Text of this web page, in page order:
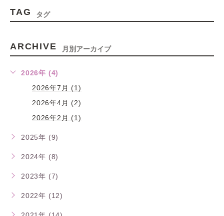
TAG タグ
ARCHIVE 月別アーカイブ
2026年 (4)
2026年7月 (1)
2026年4月 (2)
2026年2月 (1)
2025年 (9)
2024年 (8)
2023年 (7)
2022年 (12)